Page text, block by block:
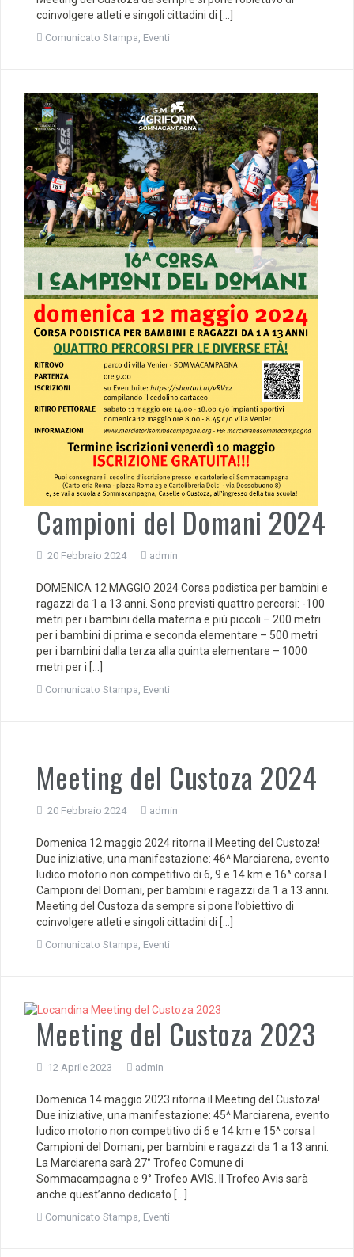
coinvolgere atleti e singoli cittadini di […]
Comunicato Stampa, Eventi
Campioni del Domani 2024
20 Febbraio 2024 admin
DOMENICA 12 MAGGIO 2024 Corsa podistica per bambini e
ragazzi da 1 a 13 anni. Sono previsti quattro percorsi: -100
metri per i bambini della materna e più piccoli – 200 metri
per i bambini di prima e seconda elementare – 500 metri
per i bambini dalla terza alla quinta elementare – 1000
metri per i […]
Comunicato Stampa, Eventi
Meeting del Custoza 2024
20 Febbraio 2024 admin
Domenica 12 maggio 2024 ritorna il Meeting del Custoza!
Due iniziative, una manifestazione: 46^ Marciarena, evento
ludico motorio non competitivo di 6, 9 e 14 km e 16^ corsa I
Campioni del Domani, per bambini e ragazzi da 1 a 13 anni.
Meeting del Custoza da sempre si pone l’obiettivo di
coinvolgere atleti e singoli cittadini di […]
Comunicato Stampa, Eventi
Meeting del Custoza 2023
12 Aprile 2023 admin
Domenica 14 maggio 2023 ritorna il Meeting del Custoza!
Due iniziative, una manifestazione: 45^ Marciarena, evento
ludico motorio non competitivo di 6 e 14 km e 15^ corsa I
Campioni del Domani, per bambini e ragazzi da 1 a 13 anni.
La Marciarena sarà 27° Trofeo Comune di
Sommacampagna e 9° Trofeo AVIS. Il Trofeo Avis sarà
anche quest’anno dedicato […]
Comunicato Stampa Eventi